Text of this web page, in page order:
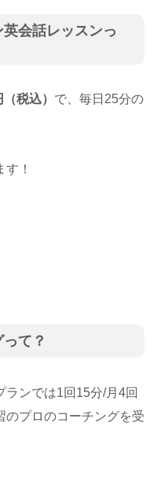
会話レッスンっ
税込） で、毎日25分の
！
て？
ランでは1回15分/月4回
のプロのコーチングを受